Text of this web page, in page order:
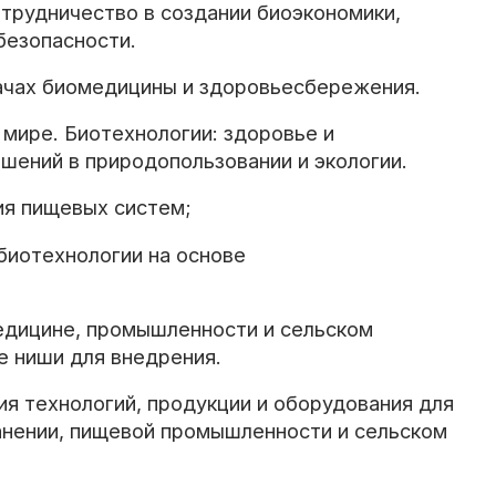
в создании биоэкономики,
биомедицины и здоровьесбережения.
Биотехнологии: здоровье и
в природопользовании и экологии.
пищевых систем;
на основе
промышленности и сельском
ниши для внедрения.
технологий, продукции и оборудования для
пищевой промышленности и сельском